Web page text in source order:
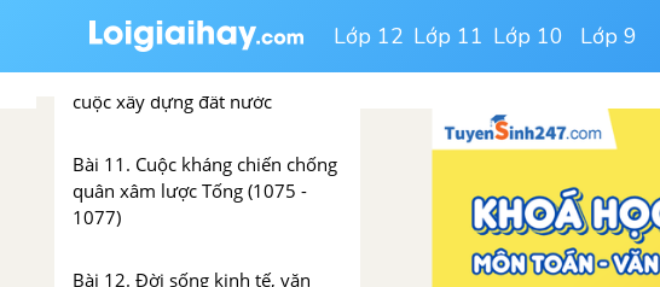
Lớp 12 Lớp 11 Lớp 10 Lớp 9
THỜI LÝ (THẾ KỈ XI - XII)
Bài 10. Nhà Lý đẩy mạnh công
cuộc xây dựng đất nước
Bài 11. Cuộc kháng chiến chống
quân xâm lược Tống (1075 -
1077)
Bài 12. Đời sống kinh tế, văn